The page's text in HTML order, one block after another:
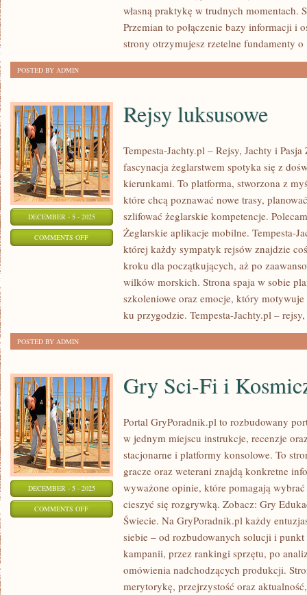
własną praktykę w trudnych momentach.
Przemian to połączenie bazy informacji i
strony otrzymujesz rzetelne fundamenty o
POSTED BY ADMIN
DECEMBER - 5 - 2025
COMMENTS OFFON
LUKSUSOWE
Rejsy luksusowe
Tempesta-Jachty.pl – Rejsy, Jachty i
fascynacja żeglarstwem spotyka się z
kierunkami. To platforma, stworzona z
które chcą poznawać nowe trasy,
szlifować żeglarskie kompetencje.
Żeglarskie aplikacje mobilne. Tempesta-
której każdy sympatyk rejsów znajdzie
kroku dla początkujących, aż po
wilków morskich. Strona spaja w sobie
szkoleniowe oraz emocje, który
ku przygodzie. Tempesta-Jachty.pl –
POSTED BY ADMIN
DECEMBER - 5 - 2025
COMMENTS OFFON
Gry Sci-Fi i
Portal GryPoradnik.pl to rozbudowany
w jednym miejscu instrukcje, recenzje
stacjonarne i platformy konsolowe. To
gracze oraz weterani znajdą konkretne
wyważone opinie, które pomagają
cieszyć się rozgrywką. Zobacz: Gry
Świecie. Na GryPoradnik.pl każdy
siebie – od rozbudowanych solucji i
kampanii, przez rankingi sprzętu, po
omówienia nadchodzących produkcji.
merytorykę, przejrzystość oraz